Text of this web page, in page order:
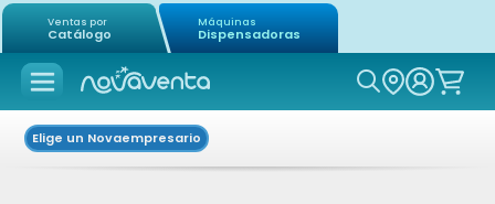
Ventas por
Catálogo
Máquinas
Dispensadoras
Icon of
Elige un Novaempresario